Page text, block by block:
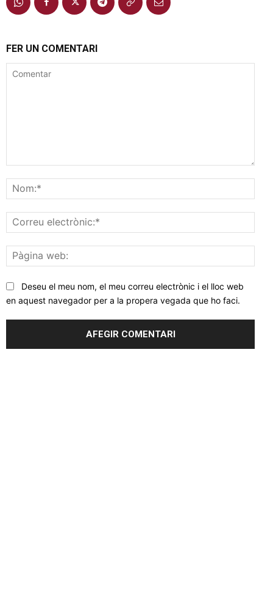
FER UN COMENTARI
web:
Deseu el meu nom, el meu correu electrònic i el lloc web
en aquest navegador per a la propera vegada que ho faci.